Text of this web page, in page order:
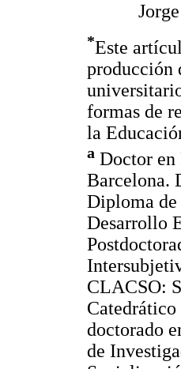
*Este
producción
formas de
la
a Doctor
Barcelona.
Diploma de
Desarrollo
CLACSO:
doctorado
de